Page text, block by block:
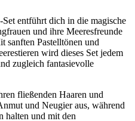
entführt dich in die magische
und ihre Meeresfreunde
sanften Pastelltönen und
wird dieses Set jedem
zugleich fantasievolle
fließenden Haaren und
und Neugier aus, während
halten und mit den